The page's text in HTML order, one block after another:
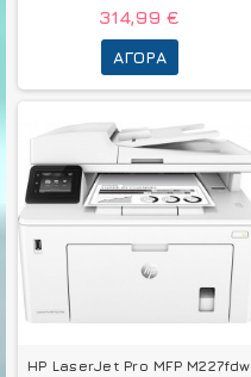
314,99 €
ΑΓΟΡΆ
HP LaserJet Pro MFP M227fdw